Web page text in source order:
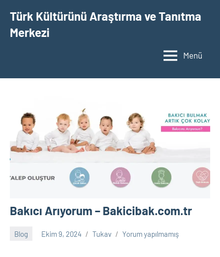
Türk Kültürünü Araştırma ve Tanıtma
Merkezi
Menü
Bakıcı Arıyorum – Bakicibak.com.tr
Blog Ekim 9, 2024 Tukav Yorum yapılmamış